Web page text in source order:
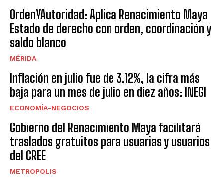
OrdenYAutoridad: Aplica Renacimiento Maya
Estado de derecho con orden, coordinación y
saldo blanco
MÉRIDA
Inflación en julio fue de 3.12%, la cifra más
baja para un mes de julio en diez años: INEGI
ECONOMÍA-NEGOCIOS
Gobierno del Renacimiento Maya facilitará
traslados gratuitos para usuarias y usuarios
del CREE
METROPOLIS